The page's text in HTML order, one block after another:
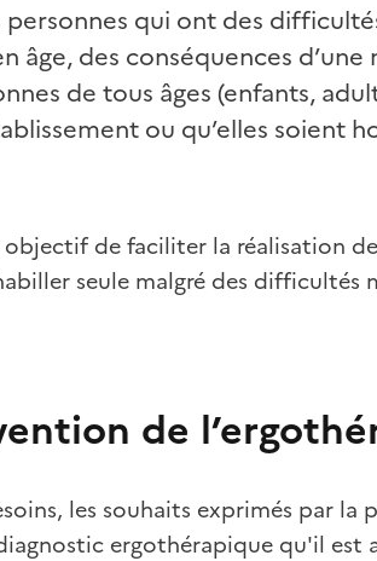
qui ont des
âge, des conséquences d’une
de tous âges (enfants,
ou qu’elles soient
de faciliter la réalisation
seule malgré des difficultés
de
les souhaits exprimés par la
ergothérapique qu'il est